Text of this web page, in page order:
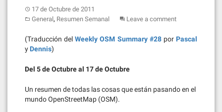
17 de Octubre de 2011
General, Resumen Semanal Leave a comment
(Traducción delWeekly OSM Summary #28por Pascal
y Dennis)
Del 5 de Octubre al 17 de Octubre
Un resumen de todas las cosas que están pasando en el
mundo OpenStreetMap (OSM).